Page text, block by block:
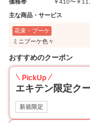
価格帯
￥410〜￥
主な商品・サービス
花束・ブーケ
ミニブーケ色々
おすすめのクーポン
PickUp
エキテン限定ク
新規限定